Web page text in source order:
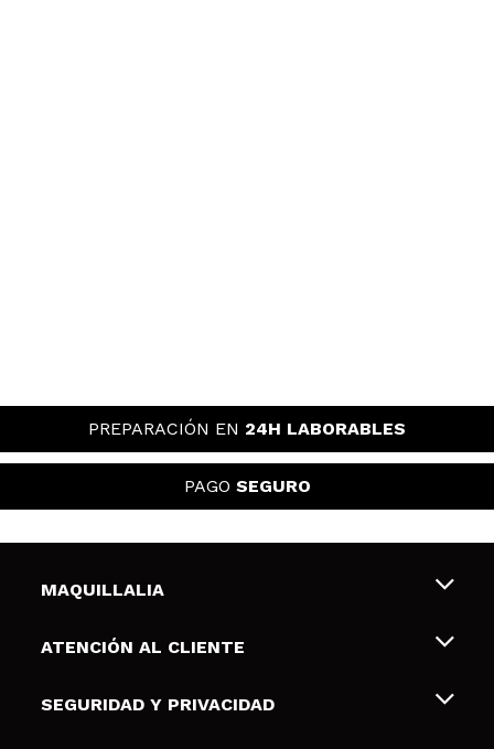
PREPARACIÓN EN 24H LABORABLES
PAGO SEGURO
MAQUILLALIA
Sobre nosotros
Tarjetas de Regalo
ATENCIÓN AL CLIENTE
Envíos y devoluciones
SEGURIDAD Y PRIVACIDAD